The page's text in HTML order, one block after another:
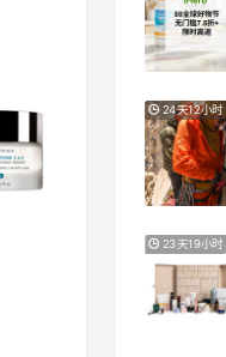
热卖 关注
24天12小时
23天19小时